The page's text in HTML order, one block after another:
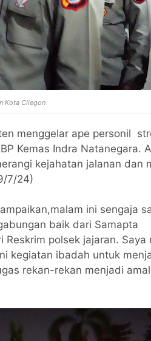
Kota Cilegon
menggelar ape personil
Kemas Indra Natanegara.
kejahatan jalanan dan
7/24)
ini sengaja
baik dari Samapta
polsek jajaran. Saya
kegiatan ibadah untuk
rekan-rekan menjadi amal